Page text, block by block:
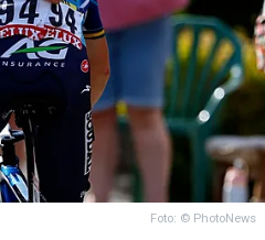
Foto: © PhotoNews